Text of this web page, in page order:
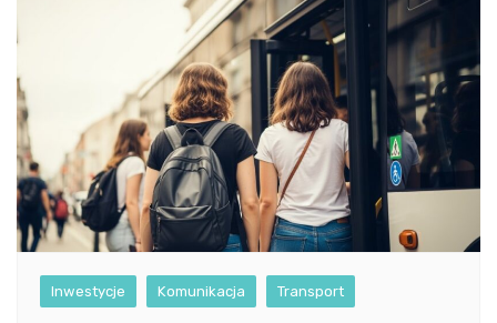
Inwestycje Komunikacja Transport